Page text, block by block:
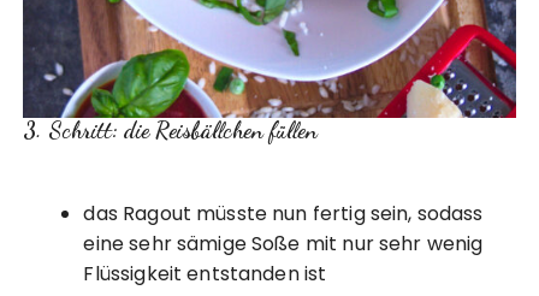
3. Schritt: die Reisbällchen füllen
das Ragout müsste nun fertig sein, sodass
eine sehr sämige Soße mit nur sehr wenig
Flüssigkeit entstanden ist